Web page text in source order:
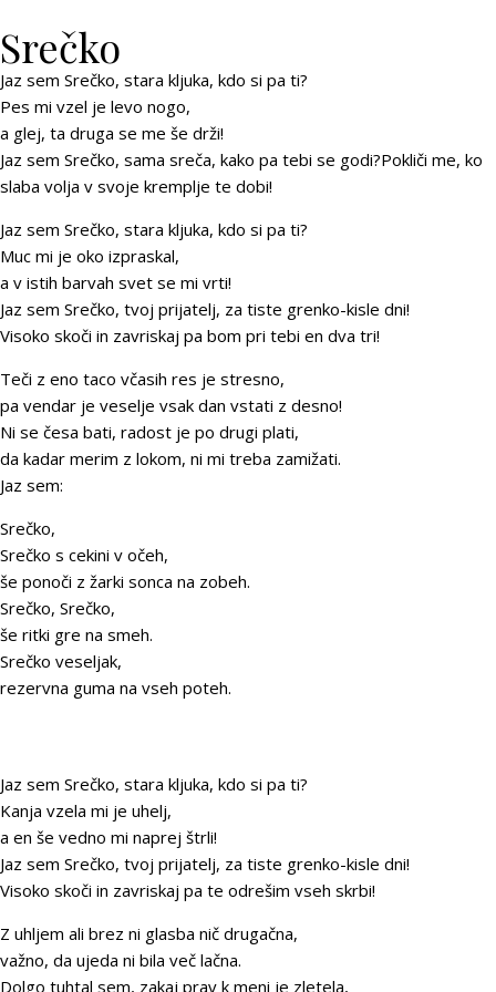
Srečko
Jaz sem Srečko, stara kljuka, kdo si pa ti?
Pes mi vzel je levo nogo,
a glej, ta druga se me še drži!
Jaz sem Srečko, sama sreča, kako pa tebi se godi?Pokliči me, ko
slaba volja v svoje kremplje te dobi!
Jaz sem Srečko, stara kljuka, kdo si pa ti?
Muc mi je oko izpraskal,
a v istih barvah svet se mi vrti!
Jaz sem Srečko, tvoj prijatelj, za tiste grenko-kisle dni!
Visoko skoči in zavriskaj pa bom pri tebi en dva tri!
Teči z eno taco včasih res je stresno,
pa vendar je veselje vsak dan vstati z desno!
Ni se česa bati, radost je po drugi plati,
da kadar merim z lokom, ni mi treba zamižati.
Jaz sem:
Srečko,
Srečko s cekini v očeh,
še ponoči z žarki sonca na zobeh.
Srečko, Srečko,
še ritki gre na smeh.
Srečko veseljak,
rezervna guma na vseh poteh.
Jaz sem Srečko, stara kljuka, kdo si pa ti?
Kanja vzela mi je uhelj,
a en še vedno mi naprej štrli!
Jaz sem Srečko, tvoj prijatelj, za tiste grenko-kisle dni!
Visoko skoči in zavriskaj pa te odrešim vseh skrbi!
Z uhljem ali brez ni glasba nič drugačna,
važno, da ujeda ni bila več lačna.
Dolgo tuhtal sem, zakaj prav k meni je zletela,